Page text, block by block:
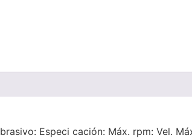
Especi cación: Máx. rpm: Vel.